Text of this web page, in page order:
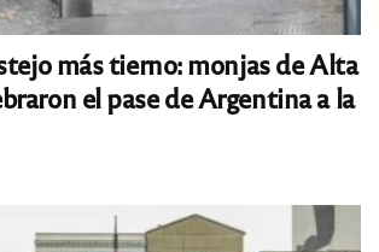
más tierno: monjas de Alta
el pase de Argentina a la